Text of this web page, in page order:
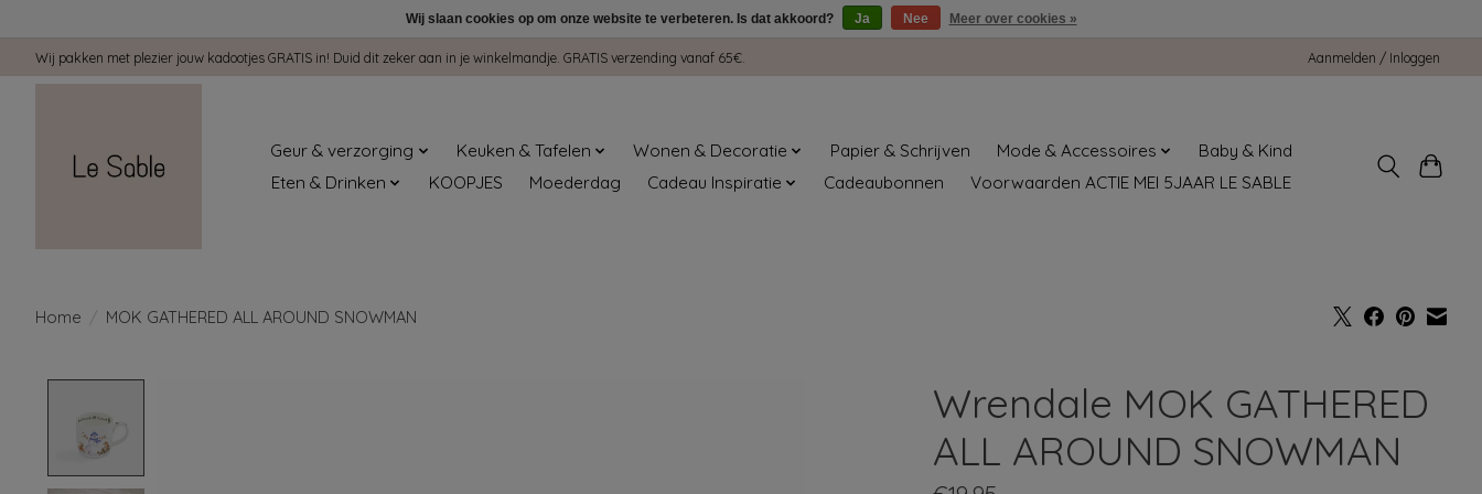
Wij pakken met plezier jouw kadootjes GRATIS in! Duid dit zeker aan in je winkelmandje. GRATIS verzending vanaf 65€. Aanmelden / Inloggen
Geur & verzorging Keuken & Tafelen Wonen & Decoratie Papier & Schrijven Mode & Accessoires
Baby & Kind
Eten & Drinken
KOOPJES Moederdag Cadeau Inspiratie Cadeaubonnen Voorwaarden ACTIE MEI 5JAAR LE SABLE
Home / MOK GATHERED ALL AROUND SNOWMAN
Wrendale MOK GATHERED
ALL AROUND SNOWMAN
Wij slaan cookies op om onze website te verbeteren. Is dat akkoord? Ja Nee Meer over cookies »